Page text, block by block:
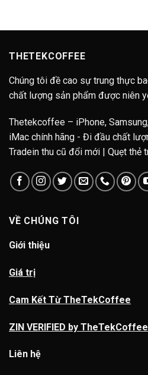
THETEKCOFFEE
Chúng tôi đề cao sự trung thực
chất lượng sản phẩm được niên
Thetekcoffee – iPhone,
iMac chính hãng - Đi đầu chất
Tradein thu cũ đổi mới | Quẹt thẻ
VỀ CHÚNG TÔI
Giới thiệu
Giá trị
Cam Kết Từ TheTekCoffee
ZIN VERIFIED by TheTekCoffee
Liên hệ